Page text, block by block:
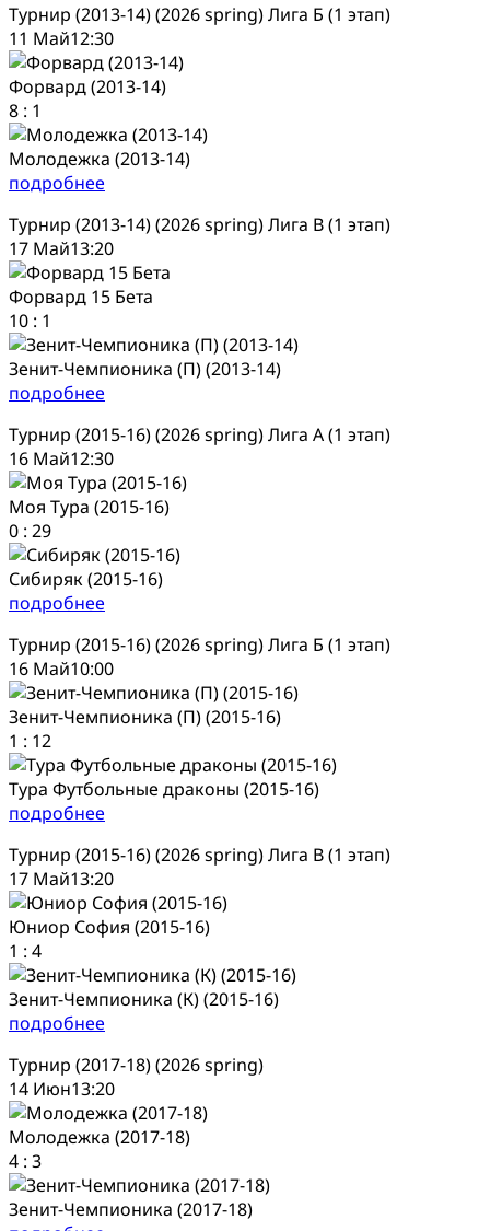
Турнир (2013-14) (2026 spring) Лига Б (1 этап)
11 Май12:30
Форвард (2013-14)
8 : 1
Молодежка (2013-14)
подробнее
Турнир (2013-14) (2026 spring) Лига В (1 этап)
17 Май13:20
Форвард 15 Бета
10 : 1
Зенит-Чемпионика (П) (2013-14)
подробнее
Турнир (2015-16) (2026 spring) Лига А (1 этап)
16 Май12:30
Моя Тура (2015-16)
0 : 29
Сибиряк (2015-16)
подробнее
Турнир (2015-16) (2026 spring) Лига Б (1 этап)
16 Май10:00
Зенит-Чемпионика (П) (2015-16)
1 : 12
Тура Футбольные драконы (2015-16)
подробнее
Турнир (2015-16) (2026 spring) Лига В (1 этап)
17 Май13:20
Юниор София (2015-16)
1 : 4
Зенит-Чемпионика (К) (2015-16)
подробнее
Турнир (2017-18) (2026 spring)
14 Июн13:20
Молодежка (2017-18)
4 : 3
Зенит-Чемпионика (2017-18)